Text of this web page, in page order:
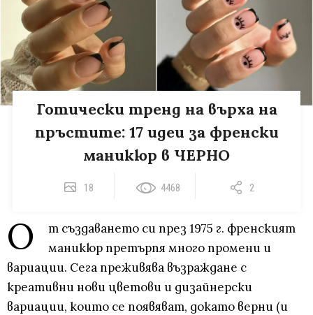
Готически тренд на върха на
пръстите: 17 идеи за френски
маникюр в ЧЕРНО
18 4468 2
О
т създаването си през 1975 г. френският
маникюр претърпя много промени и
вариации. Сега преживява възраждане с
креативни нови цветови и дизайнерски
вариации, които се появяват, докато верни (и